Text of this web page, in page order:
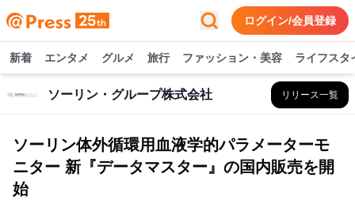
ログイン/会員登録
新着 エンタメ グルメ 旅行 ファッション・美容 ライフスタ
ソーリン・グループ株式会社 リリース一覧
ソーリン体外循環用血液学的パラメーターモ
ニター 新『データマスター』の国内販売を開
始